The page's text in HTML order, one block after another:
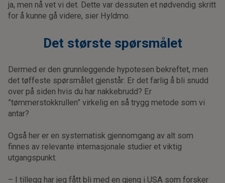
ja, men nå vet vi det. Dette var dessuten et nødvendig skritt
for å kunne gå videre, sier Hyldmo.
Det største spørsmålet
Dermed er den grunnleggende hypotesen bekreftet, men
det tøffeste spørsmålet gjenstår: Er det farlig å bli snudd
over på siden hvis du har nakkebrudd? Er
”tømmerstokkrullen” virkelig en så trygg metode som vi
antar?
Også her er en systematisk gjennomgang av alt som
finnes av relevante internasjonale studier et viktig
utgangspunkt.
– I tillegg har jeg fått bli med en gjeng i USA som forsker